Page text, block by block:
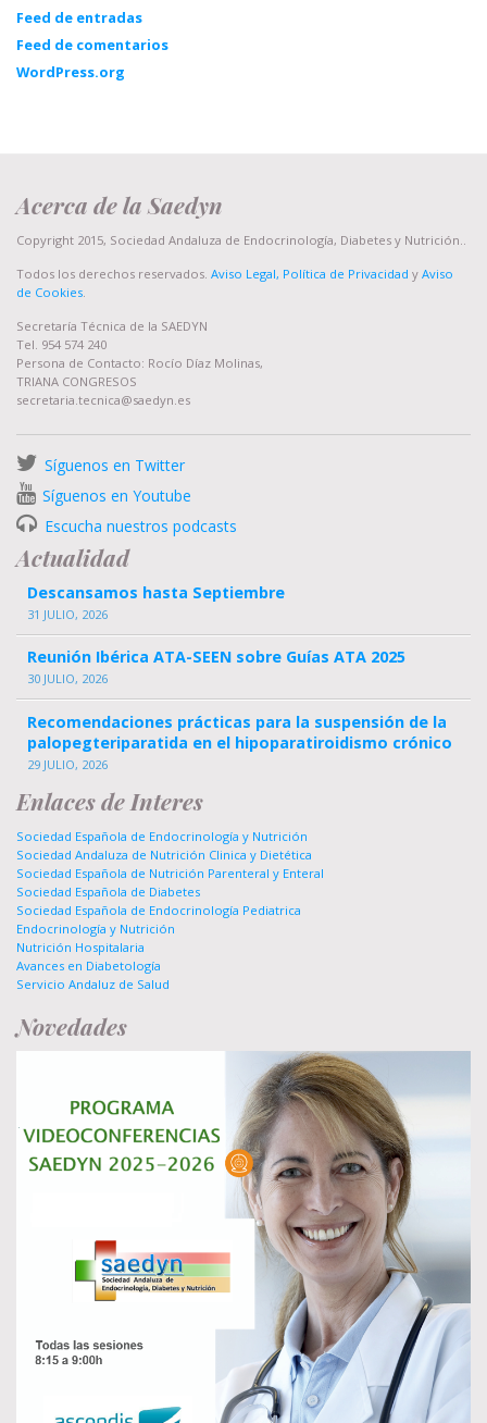
Feed de entradas
Feed de comentarios
WordPress.org
Acerca de la Saedyn
Copyright 2015, Sociedad Andaluza de Endocrinología, Diabetes y Nutrición..
Todos los derechos reservados. Aviso Legal, Política de Privacidad y Aviso
de Cookies
Secretaría Técnica de la SAEDYN
Tel. 954 574 240
Persona de Contacto: Rocío Díaz Molinas,
TRIANA CONGRESOS
secretaria.tecnica@saedyn.es
Síguenos en Twitter
Síguenos en Youtube
Escucha nuestros podcasts
Actualidad
Descansamos hasta Septiembre
31 JULIO, 2026
Reunión Ibérica ATA-SEEN sobre Guías ATA 2025
30 JULIO, 2026
Recomendaciones prácticas para la suspensión de la
palopegteriparatida en el hipoparatiroidismo crónico
29 JULIO, 2026
Enlaces de Interes
Sociedad Española de Endocrinología y Nutrición
Sociedad Andaluza de Nutrición Clinica y Dietética
Sociedad Española de Nutrición Parenteral y Enteral
Sociedad Española de Diabetes
Sociedad Española de Endocrinología Pediatrica
Endocrinología y Nutrición
Nutrición Hospitalaria
Avances en Diabetología
Servicio Andaluz de Salud
Novedades